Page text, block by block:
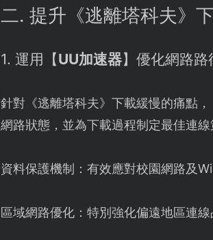
二. 提升《逃離塔科夫》
1. 運用【UU加速器】優化網路路
針對《逃離塔科夫》下載緩慢的痛點，
網路狀態，並為下載過程制定最佳連線
資料保護機制：有效應對校園網路及
區域網路優化：特別強化偏遠地區連線